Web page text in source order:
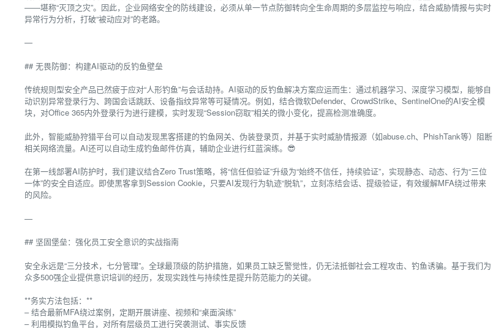
——堪称“灭顶之灾”。因此，企业网络安全的防线建设，必须从单一节点防御转向全生命周期的多层监控与响应，结合威胁情报与实时
异常行为分析，打破“被动应对”的老路。
—
## 无畏防御：构建AI驱动的反钓鱼壁垒
传统规则型安全产品已然疲于应对“人形钓鱼”与会话劫持。AI驱动的反钓鱼解决方案应运而生：通过机器学习、深度学习模型，能够自
动识别异常登录行为、跨国会话跳跃、设备指纹异常等可疑情况。例如，结合微软Defender、CrowdStrike、SentinelOne的AI安全模
块，对Office 365内外登录行为进行建模，实时发现“Session窃取”相关的微小变化，提高检测准确度。
此外，智能威胁狩猎平台可以自动发现黑客搭建的钓鱼网关、伪装登录页，并基于实时威胁情报源（如abuse.ch、PhishTank等）阻断
相关网络流量。AI还可以自动生成钓鱼邮件仿真，辅助企业进行红蓝演练。😎
在第一线部署AI防护时，我们建议结合Zero Trust策略，将“信任但验证”升级为“始终不信任，持续验证”，实现静态、动态、行为“三位
一体”的安全自适应。即使黑客拿到Session Cookie，只要AI发现行为轨迹“脱轨”，立刻冻结会话、提级验证，有效缓解MFA绕过带来
的风险。
—
## 坚固堡垒：强化员工安全意识的实战指南
安全永远是“三分技术，七分管理”。全球最顶级的防护措施，如果员工缺乏警觉性，仍无法抵御社会工程攻击、钓鱼诱骗。基于我们为
众多500强企业提供意识培训的经历，发现实践性与持续性是提升防范能力的关键。
**务实方法包括：**
– 结合最新MFA绕过案例，定期开展讲座、视频和“桌面演练”
– 利用模拟钓鱼平台，对所有层级员工进行突袭测试、事实反馈